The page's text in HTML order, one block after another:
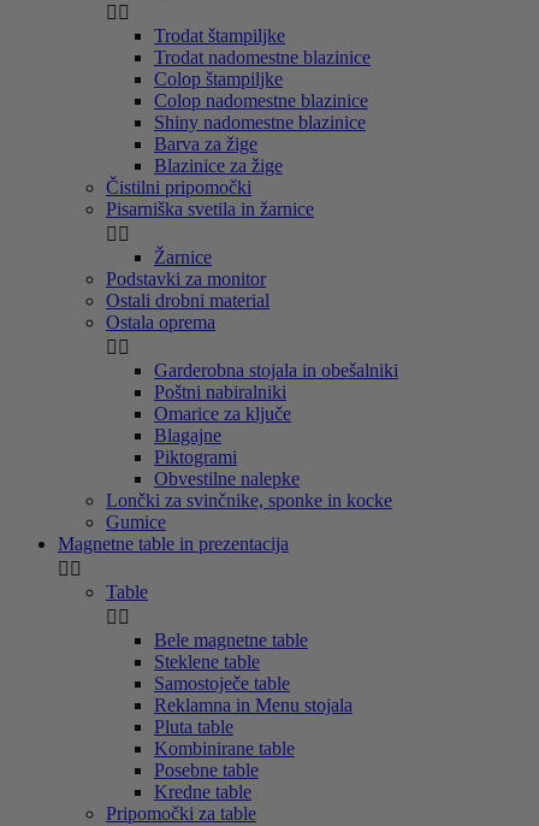
 
Trodat štampiljke
Trodat nadomestne blazinice
Colop štampiljke
Colop nadomestne blazinice
Shiny nadomestne blazinice
Barva za žige
Blazinice za žige
Čistilni pripomočki
Pisarniška svetila in žarnice
 
Žarnice
Podstavki za monitor
Ostali drobni material
Ostala oprema
 
Garderobna stojala in obešalniki
Poštni nabiralniki
Omarice za ključe
Blagajne
Piktogrami
Obvestilne nalepke
Lončki za svinčnike, sponke in kocke
Gumice
Magnetne table in prezentacija
 
Table
 
Bele magnetne table
Steklene table
Samostoječe table
Reklamna in Menu stojala
Pluta table
Kombinirane table
Posebne table
Kredne table
Pripomočki za table